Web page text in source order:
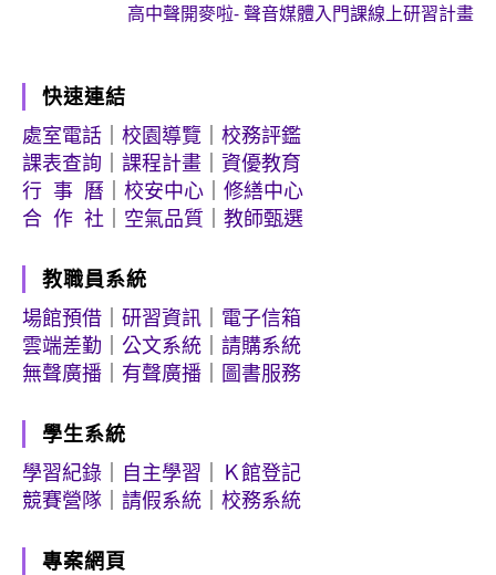
高中聲開麥啦- 聲音媒體入門課線上研習計畫
快速連結
處室電話
校園導覽
校務評鑑
課表查詢
課程計畫
資優教育
行 事 曆
校安中心
修繕中心
合 作 社
空氣品質 教師甄選
教職員系統
場館預借
研習資訊
電子信箱
雲端差勤
公文系統
請購系統
無聲廣播
有聲廣播 圖書服務
學生系統
學習紀錄
自主學習
Ｋ館登記
競賽營隊
請假系統 校務系統
專案網頁